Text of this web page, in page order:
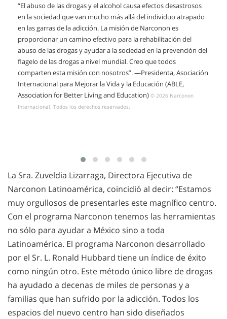
“El abuso de las drogas y el alcohol causa efectos desastrosos
en la sociedad que van mucho más allá del individuo atrapado
en las garras de la adicción. La misión de Narconon es
proporcionar un camino efectivo para la rehabilitación del
abuso de las drogas y ayudar a la sociedad en la prevención del
flagelo de las drogas a nivel mundial. Creo que todos
comparten esta misión con nosotros”. —Presidenta, Asociación
Internacional para Mejorar la Vida y la Educación (ABLE,
Association for Better Living and Education) © 2026 Narconon
Internacional. Todos los derechos reservados.
La Sra. Zuveldia Lizarraga, Directora Ejecutiva de
Narconon Latinoamérica, coincidió al decir: “Estamos
muy orgullosos de presentarles este magnífico centro.
Con el programa Narconon tenemos las herramientas
no sólo para ayudar a México sino a toda
Latinoamérica. El programa Narconon desarrollado
por el Sr. L. Ronald Hubbard tiene un índice de éxito
como ningún otro. Este método único libre de drogas
ha ayudado a decenas de miles de personas y a
familias que han sufrido por la adicción. Todos los
espacios del nuevo centro han sido diseñados